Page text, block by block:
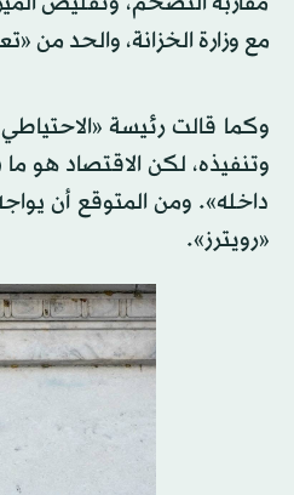
مع وزارة الخزانة، والحد من
وكما قالت رئيسة
وتنفيذه، لكن الاقتصاد هو
داخله». ومن المتوقع أن
«رويترز».